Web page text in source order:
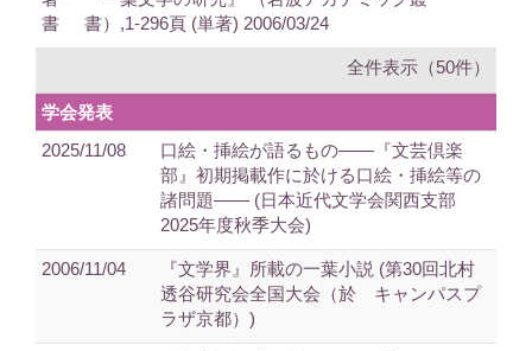
書
書）,1-296頁 (単著) 2006/03/24
全件表示（50件）
学会発表
2025/11/08
口絵・挿絵が語るもの――『文芸倶楽
部』初期掲載作に於ける口絵・挿絵等の
諸問題―― (日本近代文学会関西支部
2025年度秋季大会)
2006/11/04
『文学界』所載の一葉小説 (第30回北村
透谷研究会全国大会（於 キャンパスプ
ラザ京都）)